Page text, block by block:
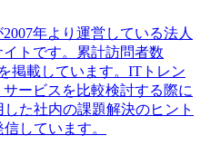
年より運営している法人
トです。累計訪問者数
掲載しています。ITトレン
ービスを比較検討する際に
た社内の課題解決のヒント
しています。